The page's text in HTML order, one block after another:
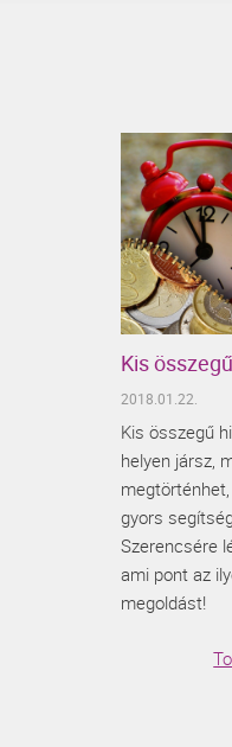
Kis
2018.01.22.
Kis összegű
helyen jársz,
gyors
Szerencsére
ami pont az
megoldást!